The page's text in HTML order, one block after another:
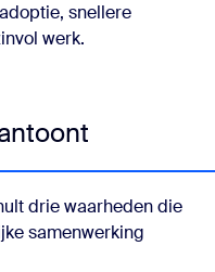
snellere
werk.
drie waarheden die
samenwerking